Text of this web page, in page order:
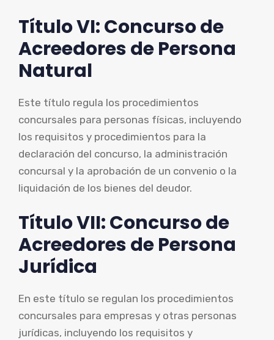
Título VI: Concurso de
Acreedores de Persona
Natural
Este título regula los procedimientos
concursales para personas físicas, incluyendo
los requisitos y procedimientos para la
declaración del concurso, la administración
concursal y la aprobación de un convenio o la
liquidación de los bienes del deudor.
Título VII: Concurso de
Acreedores de Persona
Jurídica
En este título se regulan los procedimientos
concursales para empresas y otras personas
jurídicas, incluyendo los requisitos y